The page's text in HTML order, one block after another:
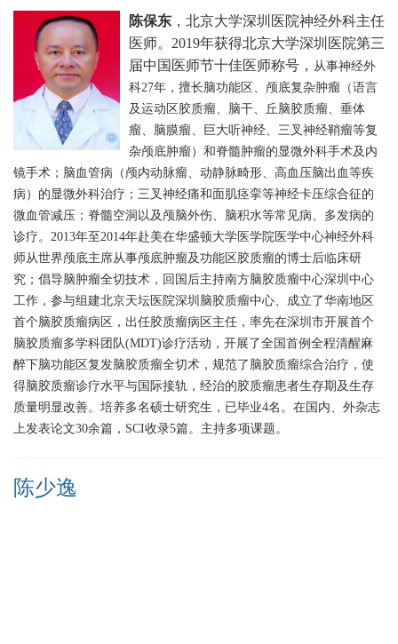
陈保东 ，北京大学深圳医院神经外科主任
医师。2019年获得北京大学深圳医院第三
届中国医师节十佳医师称号， 从事神经外
科27年，擅长脑功能区、颅底复杂肿瘤（语言
及运动区胶质瘤、脑干、丘脑胶质瘤、垂体
瘤、脑膜瘤、巨大听神经、三叉神经鞘瘤等复
杂颅底肿瘤）和脊髓肿瘤的显微外科手术及内
镜手术；脑血管病（颅内动脉瘤、动静脉畸形、高血压脑出血等疾
病）的显微外科治疗；三叉神经痛和面肌痉挛等神经卡压综合征的
微血管减压；脊髓空洞以及颅脑外伤、脑积水等常见病、多发病的
诊疗。2013年至2014年赴美在华盛顿大学医学院医学中心神经外科
师从世界颅底主席从事颅底肿瘤及功能区胶质瘤的博士后临床研
究；倡导脑肿瘤全切技术，回国后主持南方脑胶质瘤中心深圳中心
工作，参与组建北京天坛医院深圳脑胶质瘤中心、成立了华南地区
首个脑胶质瘤病区，出任胶质瘤病区主任，率先在深圳市开展首个
脑胶质瘤多学科团队(MDT)诊疗活动，开展了全国首例全程清醒麻
醉下脑功能区复发脑胶质瘤全切术，规范了脑胶质瘤综合治疗，使
得脑胶质瘤诊疗水平与国际接轨，经治的胶质瘤患者生存期及生存
质量明显改善。培养多名硕士研究生，已毕业4名。在国内、外杂志
上发表论文30余篇，SCI收录5篇。主持多项课题。
陈少逸